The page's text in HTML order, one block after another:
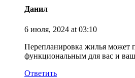
Данил
6 июля, 2024 at 03:10
Перепланировка жилья может
функциональным для вас и
Ответить